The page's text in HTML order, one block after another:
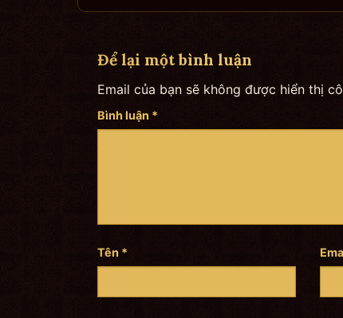
Để lại một bình luận
Email của bạn sẽ không được hiển thị
Bình luận *
Tên *